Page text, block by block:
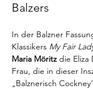
Balzers
In der Balzner
Klassikers My Fair
Maria Möritz die Eliza
Frau, die in dieser
„Balznerisch